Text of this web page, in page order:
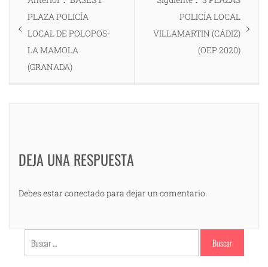
entradas
anterior:
PLAZA POLICÍA
LOCAL DE POLOPOS-
LA MAMOLA
(GRANADA)
siguiente:
POLICÍA LOCAL
VILLAMARTIN (CÁDIZ)
(OEP 2020)
DEJA UNA RESPUESTA
Debes estar conectado para dejar un comentario.
Buscar: